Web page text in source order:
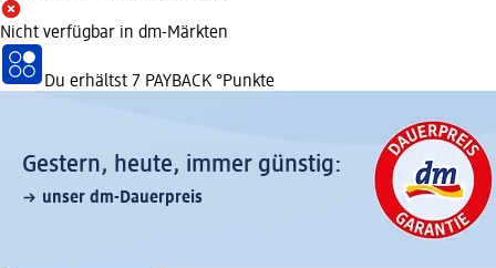
Nicht verfügbar in dm-Märkten
Du erhältst 7 PAYBACK °Punkte
Gestern, heute, immer günstig:
unser dm-Dauerpreis